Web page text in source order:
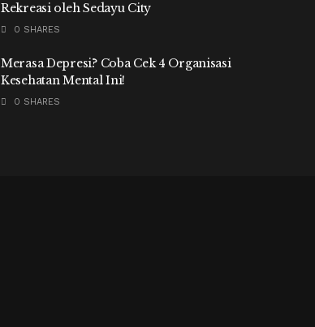
Rekreasi oleh Sedayu City
0 SHARES
Merasa Depresi? Coba Cek 4 Organisasi
Kesehatan Mental Ini!
0 SHARES